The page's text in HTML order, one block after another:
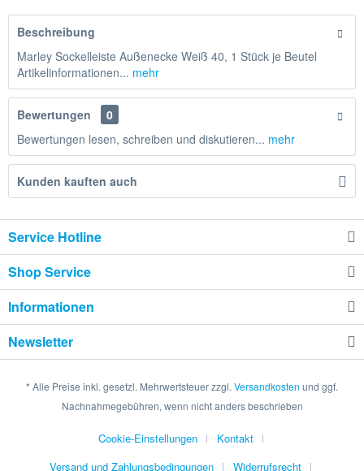
Beschreibung
Marley Sockelleiste Außenecke Weiß 40, 1 Stück je Beutel
Artikelinformationen... mehr
Bewertungen
0
Bewertungen lesen, schreiben und diskutieren... mehr
Kunden kauften auch
Service Hotline
Shop Service
Informationen
Newsletter
* Alle Preise inkl. gesetzl. Mehrwertsteuer zzgl. Versandkosten und ggf.
Nachnahmegebühren, wenn nicht anders beschrieben
Cookie-Einstellungen
Kontakt
Versand und Zahlungsbedingungen
Widerrufsrecht